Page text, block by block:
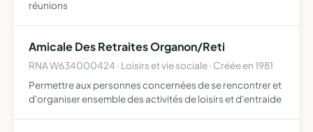
réunions
Amicale Des Retraites Organon/Reti
RNA W634000424 · Loisirs et vie sociale · Créée en 1981
Permettre aux personnes concernées de se rencontrer et
d'organiser ensemble des activités de loisirs et d'entraide